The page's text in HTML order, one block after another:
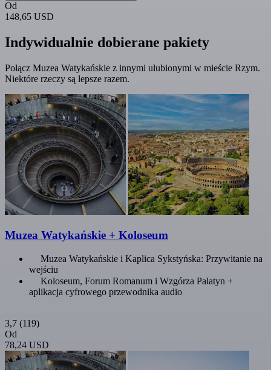
Od
148,65 USD
Indywidualnie dobierane pakiety
Połącz Muzea Watykańskie z innymi ulubionymi w mieście Rzym.
Niektóre rzeczy są lepsze razem.
Muzea Watykańskie + Koloseum
Muzea Watykańskie i Kaplica Sykstyńska: Przywitanie na
wejściu
Koloseum, Forum Romanum i Wzgórza Palatyn +
aplikacja cyfrowego przewodnika audio
3,7 (119)
Od
78,24 USD